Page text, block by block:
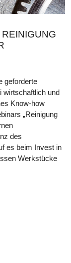
geforderte
wirtschaftlich und
Know-how
„Reinigung
des
es beim Invest in
Werkstücke